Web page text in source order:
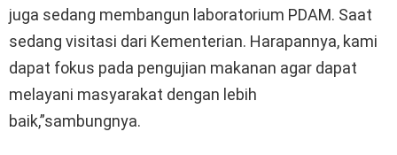
juga sedang membangun laboratorium PDAM. Saat
sedang visitasi dari Kementerian. Harapannya, kami
dapat fokus pada pengujian makanan agar dapat
melayani masyarakat dengan lebih
baik,”sambungnya.